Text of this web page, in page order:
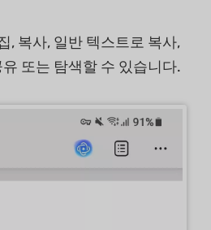
, 복사, 일반 텍스트로 복사,
또는 탐색할 수 있습니다.